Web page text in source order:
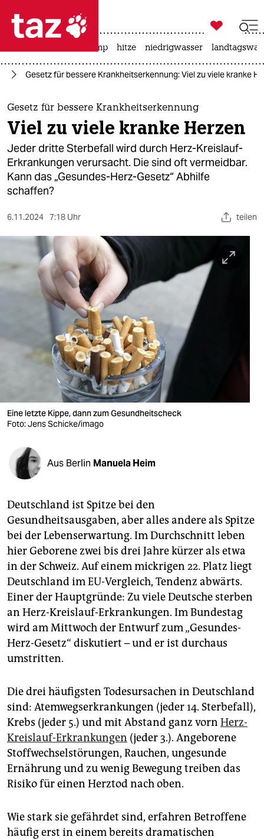
 taz zahl ich
taz zahl ich
themen
politik
öko
gesellschaft
kultur
sport
berlin
nord
verlag
veranstaltungen
shop
unterstützen
genossenschaft
epaper login

taz zahl ich
usa unter trump hitze niedrigwasser
Gesetz für bessere Krankheitserkennung: Viel zu viele kranke
Gesetz für bessere Krankheitserkennung
Viel zu viele kranke Herzen
Jeder dritte Sterbefall wird durch Herz-Kreislauf-
Erkrankungen verursacht. Die sind oft vermeidbar.
Kann das „Gesundes-Herz-Gesetz“ Abhilfe
schaffen?
6.11.2024 7:18 Uhr teilen
Eine letzte Kippe, dann zum Gesundheitscheck
Foto: Jens Schicke/imago
Aus Berlin Manuela Heim
Deutschland ist Spitze bei den
Gesundheitsausgaben, aber alles andere als Spitze
bei der Lebenserwartung. Im Durchschnitt leben
hier Geborene zwei bis drei Jahre kürzer als etwa
in der Schweiz. Auf einem mickrigen 22. Platz liegt
Deutschland im EU-Vergleich, Tendenz abwärts.
Einer der Hauptgründe: Zu viele Deutsche sterben
an Herz-Kreislauf-Erkrankungen. Im Bundestag
wird am Mittwoch der Entwurf zum „Gesundes-
Herz-Gesetz“ diskutiert – und er ist durchaus
umstritten.
Die drei häufigsten Todesursachen in Deutschland
sind: Atemwegserkrankungen (jeder 14. Sterbefall),
Krebs (jeder 5.) und mit Abstand ganz vorn Herz-
Kreislauf-Erkrankungen (jeder 3.). Angeborene
Stoffwechselstörungen, Rauchen, ungesunde
Ernährung und zu wenig Bewegung treiben das
Risiko für einen Herztod nach oben.
Wie stark sie gefährdet sind, erfahren Betroffene
häufig erst in einem bereits dramatischen